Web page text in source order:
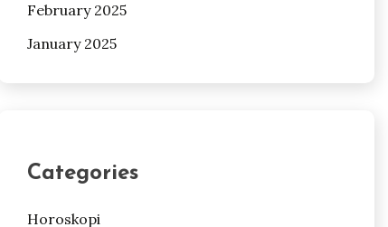
February 2025
January 2025
Categories
Horoskopi